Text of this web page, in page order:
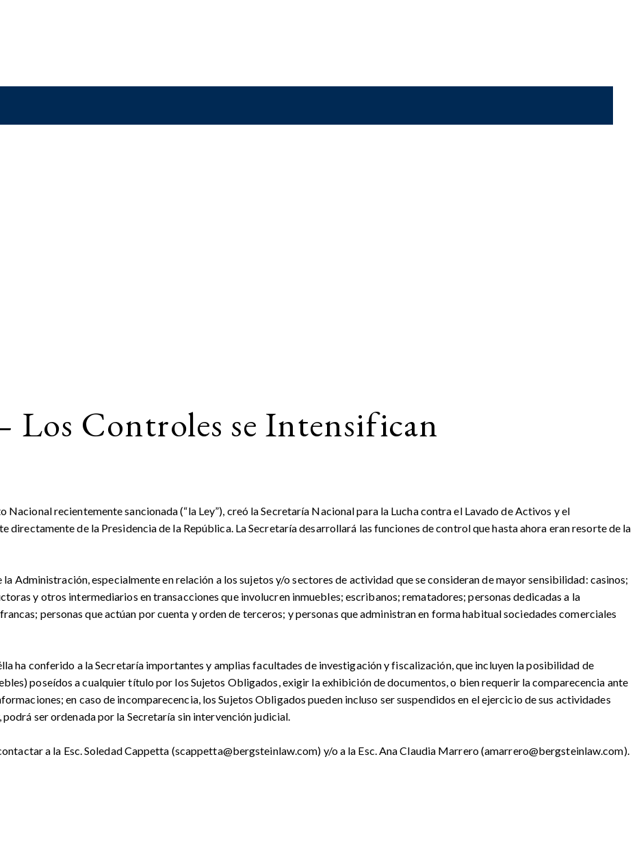
Los Controles se Intensifican
Nacional recientemente sancionada (“la Ley”), creó la Secretaría Nacional para la Lucha contra el Lavado de Activos y el
directamente de la Presidencia de la República. La Secretaría desarrollará las funciones de control que hasta ahora eran resorte de la
Administración, especialmente en relación a los sujetos y/o sectores de actividad que se consideran de mayor sensibilidad: casinos;
y otros intermediarios en transacciones que involucren inmuebles; escribanos; rematadores; personas dedicadas a la
personas que actúan por cuenta y orden de terceros; y personas que administran en forma habitual sociedades comerciales
ha conferido a la Secretaría importantes y amplias facultades de investigación y fiscalización, que incluyen la posibilidad de
poseídos a cualquier título por los Sujetos Obligados, exigir la exhibición de documentos, o bien requerir la comparecencia ante
en caso de incomparecencia, los Sujetos Obligados pueden incluso ser suspendidos en el ejercicio de sus actividades
ser ordenada por la Secretaría sin intervención judicial.
a la Esc. Soledad Cappetta (scappetta@bergsteinlaw.com) y/o a la Esc. Ana Claudia Marrero (amarrero@bergsteinlaw.com).